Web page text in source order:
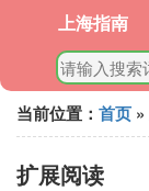
上海指南
当前位置： 首页 »
扩展阅读